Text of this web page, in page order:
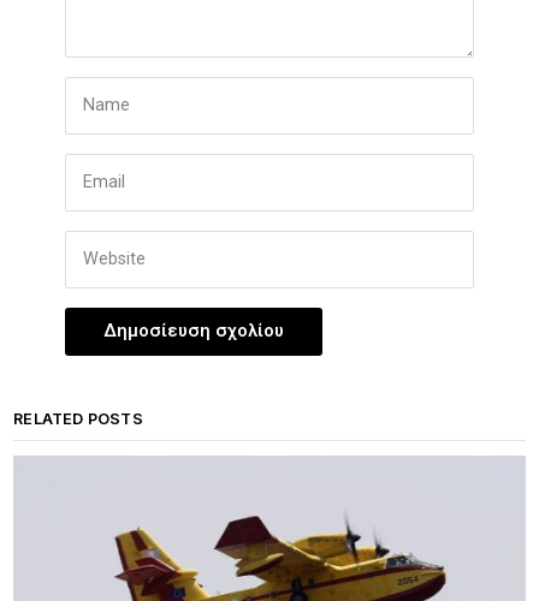
RELATED POSTS